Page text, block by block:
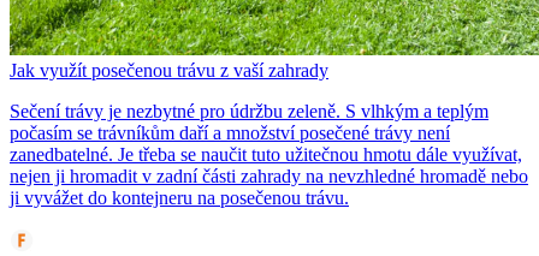
Jak využít posečenou trávu z vaší zahrady
Sečení trávy je nezbytné pro údržbu zeleně. S vlhkým a teplým
počasím se trávníkům daří a množství posečené trávy není
zanedbatelné. Je třeba se naučit tuto užitečnou hmotu dále využívat,
nejen ji hromadit v zadní části zahrady na nevzhledné hromadě nebo
ji vyvážet do kontejneru na posečenou trávu.